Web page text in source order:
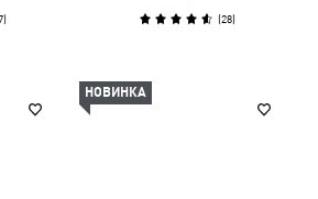
) (28)
НОВИНКА